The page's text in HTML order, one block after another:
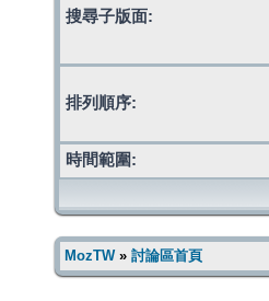
搜尋子版面:
排列順序:
時間範圍:
MozTW» 討論區首頁